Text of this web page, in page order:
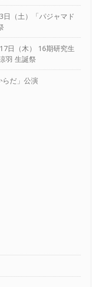
日（土）「パジャマド
日（木） 16期研究生
羽 生誕祭
らだ」公演